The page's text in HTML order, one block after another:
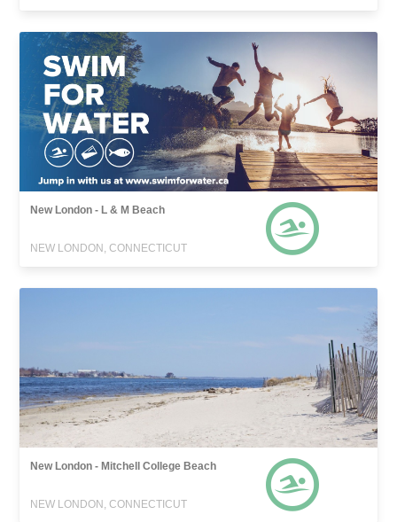
New London - L & M Beach
NEW LONDON, CONNECTICUT
New London - Mitchell College Beach
NEW LONDON, CONNECTICUT